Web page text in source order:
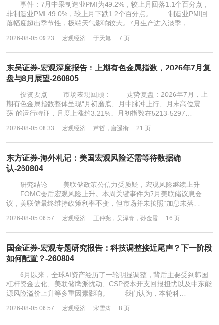
事件：7月中采制造业PMI为49.2%，较上月回落1.1个百分点，
非制造业PMI 49.0%，较上月下跌1.2个百分点。 制造业PMI回
落幅度超出季节性，极端天气影响较大。7月生产进入淡季，…
2026-08-05 09:23 宏观经济 于天旭 7 页
东吴证券-宏观深度报告：上期有色金属指数，2026年7月复
盘与8月展望-260805
投资要点 市场表现回顾： 走势复盘：2026年7月，上
期有色金属指数整体呈现“月初磨底、月中脉冲上行、月末高位震
荡”的运行特征，月度上涨约3.21%。月初指数在5213-5297…
2026-08-05 08:33 宏观经济 芦哲，唐遥衔 21 页
东方证券-海外札记：美国宏观风险还需等待数据确
认-260804
研究结论 美联储政策公信力受质疑，宏观风险继续上升
FOMC会后宏观风险上升。本周关键事件为7月美联储议息会
议，美联储最终维持政策利率不变，但市场并未按照“加息未落…
2026-08-05 06:57 宏观经济 王仲尧，吴泽青，孙金霞 16 页
国金证券-宏观专题研究报告：科技调整接近尾声？下一阶段
如何配置？-260804
6月以来，全球AI资产经历了一轮明显调整，背后主要受到韩国
杠杆资金去化、美联储鹰派扰动、CSP资本开支回报担忧以及中东能
源风险溢价上升等多重因素影响。 我们认为，本轮科…
2026-08-05 06:57 宏观经济 宋雪涛 8 页